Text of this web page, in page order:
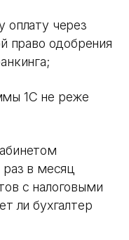
оплату через
право одобрения
1С не реже
раз в месяц
с налоговыми
ли бухгалтер